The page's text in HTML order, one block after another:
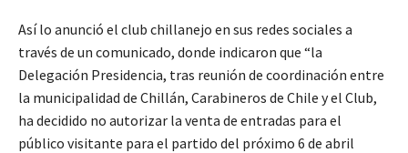
Así lo anunció el club chillanejo en sus redes sociales a
través de un comunicado, donde indicaron que “la
Delegación Presidencia, tras reunión de coordinación entre
la municipalidad de Chillán, Carabineros de Chile y el Club,
ha decidido no autorizar la venta de entradas para el
público visitante para el partido del próximo 6 de abril